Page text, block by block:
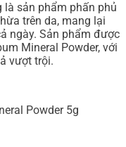
là sản phẩm phấn phủ
trên da, mang lại
ngày. Sản phẩm được
Mineral Powder, với
vượt trội.
Powder 5g